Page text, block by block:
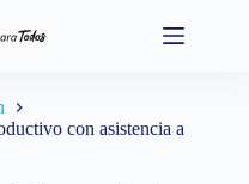
con asistencia a